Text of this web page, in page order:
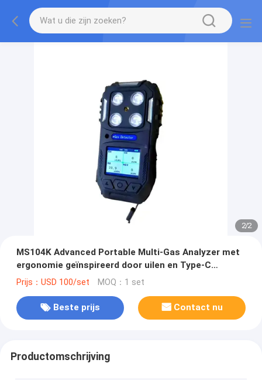
2/2
MS104K Advanced Portable Multi-Gas Analyzer met
ergonomie geïnspireerd door uilen en Type-C
opladen voor olie, chemie en mijnbouw
Prijs：USD 100/set MOQ：1 set
Beste prijs Contact nu
Productomschrijving